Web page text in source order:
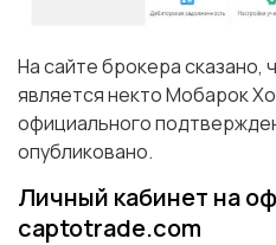
На сайте брокера сказано,
является некто Мобарок
официального
опубликовано.
Личный кабинет на
captotrade.com